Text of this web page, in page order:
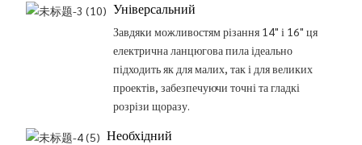
Універсальний
Завдяки можливостям різання 14" і 16" ця
електрична ланцюгова пила ідеально
підходить як для малих, так і для великих
проектів, забезпечуючи точні та гладкі
розрізи щоразу.
Необхідний